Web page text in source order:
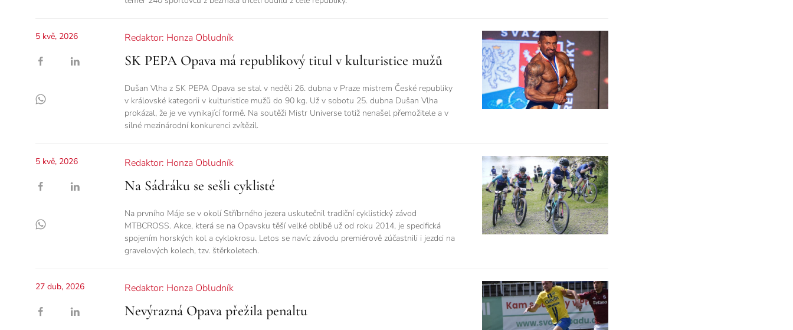
5 kvě, 2026 Redaktor: Honza Obludník
SK PEPA Opava má republikový titul v kulturistice mužů
Dušan Vlha z SK PEPA Opava se stal v neděli 26. dubna v Praze mistrem České republiky
v královské kategorii v kulturistice mužů do 90 kg. Už v sobotu 25. dubna Dušan Vlha
prokázal, že je ve vynikající formě. Na soutěži Mistr Universe totiž nenašel přemožitele a v
silné mezinárodní konkurenci zvítězil.
5 kvě, 2026 Redaktor: Honza Obludník
Na Sádráku se sešli cyklisté
Na prvního Máje se v okolí Stříbrného jezera uskutečnil tradiční cyklistický závod
MTBCROSS. Akce, která se na Opavsku těší velké oblibě už od roku 2014, je specifická
spojením horských kol a cyklokrosu. Letos se navíc závodu premiérově zúčastnili i jezdci na
gravelových kolech, tzv. štěrkoletech.
27 dub, 2026 Redaktor: Honza Obludník
Nevýrazná Opava přežila penaltu